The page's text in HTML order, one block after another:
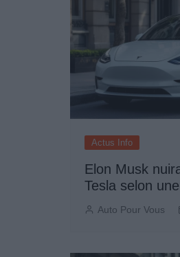
Actus Info
Elon Musk
Tesla selon
Auto Pour Vous